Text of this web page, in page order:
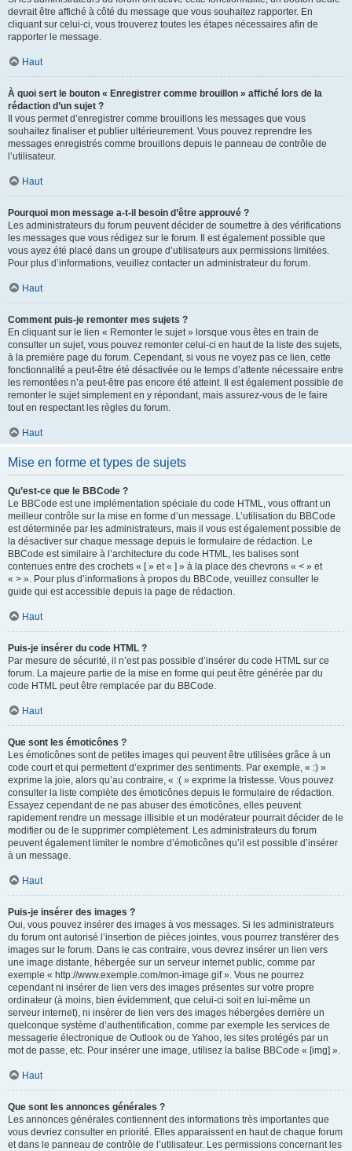
devrait être affiché à côté du message que vous souhaitez rapporter. En
cliquant sur celui-ci, vous trouverez toutes les étapes nécessaires afin de
rapporter le message.
Haut
À quoi sert le bouton « Enregistrer comme brouillon » affiché lors de la
rédaction d’un sujet ?
Il vous permet d’enregistrer comme brouillons les messages que vous
souhaitez finaliser et publier ultérieurement. Vous pouvez reprendre les
messages enregistrés comme brouillons depuis le panneau de contrôle de
l’utilisateur.
Haut
Pourquoi mon message a-t-il besoin d’être approuvé ?
Les administrateurs du forum peuvent décider de soumettre à des vérifications
les messages que vous rédigez sur le forum. Il est également possible que
vous ayez été placé dans un groupe d’utilisateurs aux permissions limitées.
Pour plus d’informations, veuillez contacter un administrateur du forum.
Haut
Comment puis-je remonter mes sujets ?
En cliquant sur le lien « Remonter le sujet » lorsque vous êtes en train de
consulter un sujet, vous pouvez remonter celui-ci en haut de la liste des sujets,
à la première page du forum. Cependant, si vous ne voyez pas ce lien, cette
fonctionnalité a peut-être été désactivée ou le temps d’attente nécessaire entre
les remontées n’a peut-être pas encore été atteint. Il est également possible de
remonter le sujet simplement en y répondant, mais assurez-vous de le faire
tout en respectant les règles du forum.
Haut
Mise en forme et types de sujets
Qu’est-ce que le BBCode ?
Le BBCode est une implémentation spéciale du code HTML, vous offrant un
meilleur contrôle sur la mise en forme d’un message. L’utilisation du BBCode
est déterminée par les administrateurs, mais il vous est également possible de
la désactiver sur chaque message depuis le formulaire de rédaction. Le
BBCode est similaire à l’architecture du code HTML, les balises sont
contenues entre des crochets « [ » et « ] » à la place des chevrons « < » et
« > ». Pour plus d’informations à propos du BBCode, veuillez consulter le
guide qui est accessible depuis la page de rédaction.
Haut
Puis-je insérer du code HTML ?
Par mesure de sécurité, il n’est pas possible d’insérer du code HTML sur ce
forum. La majeure partie de la mise en forme qui peut être générée par du
code HTML peut être remplacée par du BBCode.
Haut
Que sont les émoticônes ?
Les émoticônes sont de petites images qui peuvent être utilisées grâce à un
code court et qui permettent d’exprimer des sentiments. Par exemple, « :) »
exprime la joie, alors qu’au contraire, « :( » exprime la tristesse. Vous pouvez
consulter la liste complète des émoticônes depuis le formulaire de rédaction.
Essayez cependant de ne pas abuser des émoticônes, elles peuvent
rapidement rendre un message illisible et un modérateur pourrait décider de le
modifier ou de le supprimer complètement. Les administrateurs du forum
peuvent également limiter le nombre d’émoticônes qu’il est possible d’insérer
à un message.
Haut
Puis-je insérer des images ?
Oui, vous pouvez insérer des images à vos messages. Si les administrateurs
du forum ont autorisé l’insertion de pièces jointes, vous pourrez transférer des
images sur le forum. Dans le cas contraire, vous devrez insérer un lien vers
une image distante, hébergée sur un serveur internet public, comme par
exemple « http://www.exemple.com/mon-image.gif ». Vous ne pourrez
cependant ni insérer de lien vers des images présentes sur votre propre
ordinateur (à moins, bien évidemment, que celui-ci soit en lui-même un
serveur internet), ni insérer de lien vers des images hébergées derrière un
quelconque système d’authentification, comme par exemple les services de
messagerie électronique de Outlook ou de Yahoo, les sites protégés par un
mot de passe, etc. Pour insérer une image, utilisez la balise BBCode « [img] ».
Haut
Que sont les annonces générales ?
Les annonces générales contiennent des informations très importantes que
vous devriez consulter en priorité. Elles apparaissent en haut de chaque forum
et dans le panneau de contrôle de l’utilisateur. Les permissions concernant les